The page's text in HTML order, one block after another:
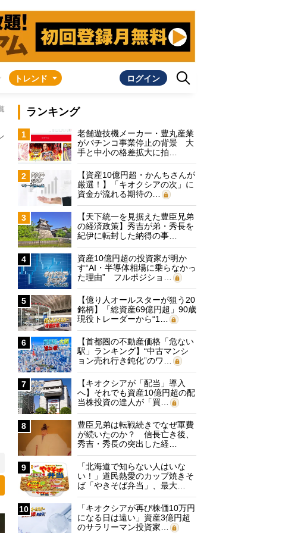
トレンド ログイン
ランキング
1
老舗遊技機メーカー・豊丸産業
がパチンコ事業停止の背景 大
手と中小の格差拡大に拍…
2
【資産10億円超・かんちさんが
厳選！】「キオクシアの次」に
資金が流れる期待の…
3
【天下統一を見据えた豊臣兄弟
の経済政策】秀吉が弟・秀長を
紀伊に転封した納得の事…
4
資産10億円超の投資家が明か
す“AI・半導体相場に乗らなかっ
た理由” フルポジショ…
5
【億り人オールスターが狙う20
銘柄】「総資産69億円超」90歳
現役トレーダーから“1…
6
【首都圏の不動産価格「危ない
駅」ランキング】“中古マンシ
ョン売れ行き鈍化”のワ…
7
【キオクシアが「配当」導入
へ】それでも資産10億円超の配
当株投資の達人が「買…
8
豊臣兄弟は転戦続きでなぜ軍費
が続いたのか？ 信長亡き後、
秀吉・秀長の突出した経…
9
「北海道で知らない人はいな
い！」道民熱愛のカップ焼きそ
ば「やきそば弁当」、最大…
10
「キオクシアが再び株価10万円
になる日は遠い」資産3億円超
のサラリーマン投資家…